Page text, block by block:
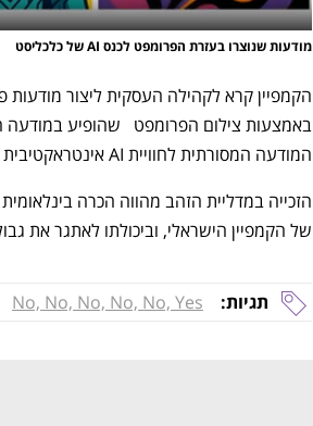
מודעות שנוצרו בעזרת הפרומפט לכנס AI של כלכליסט
המודעה המסורתית לחוויית AI אינטראקטיבית ודיגיטלית, שנוצרה עוד בטרם הכנס החל.
של הקמפיין הישראלי, וביכולתו לאתגר את
תגיות: No, No, No, No, No, Yes